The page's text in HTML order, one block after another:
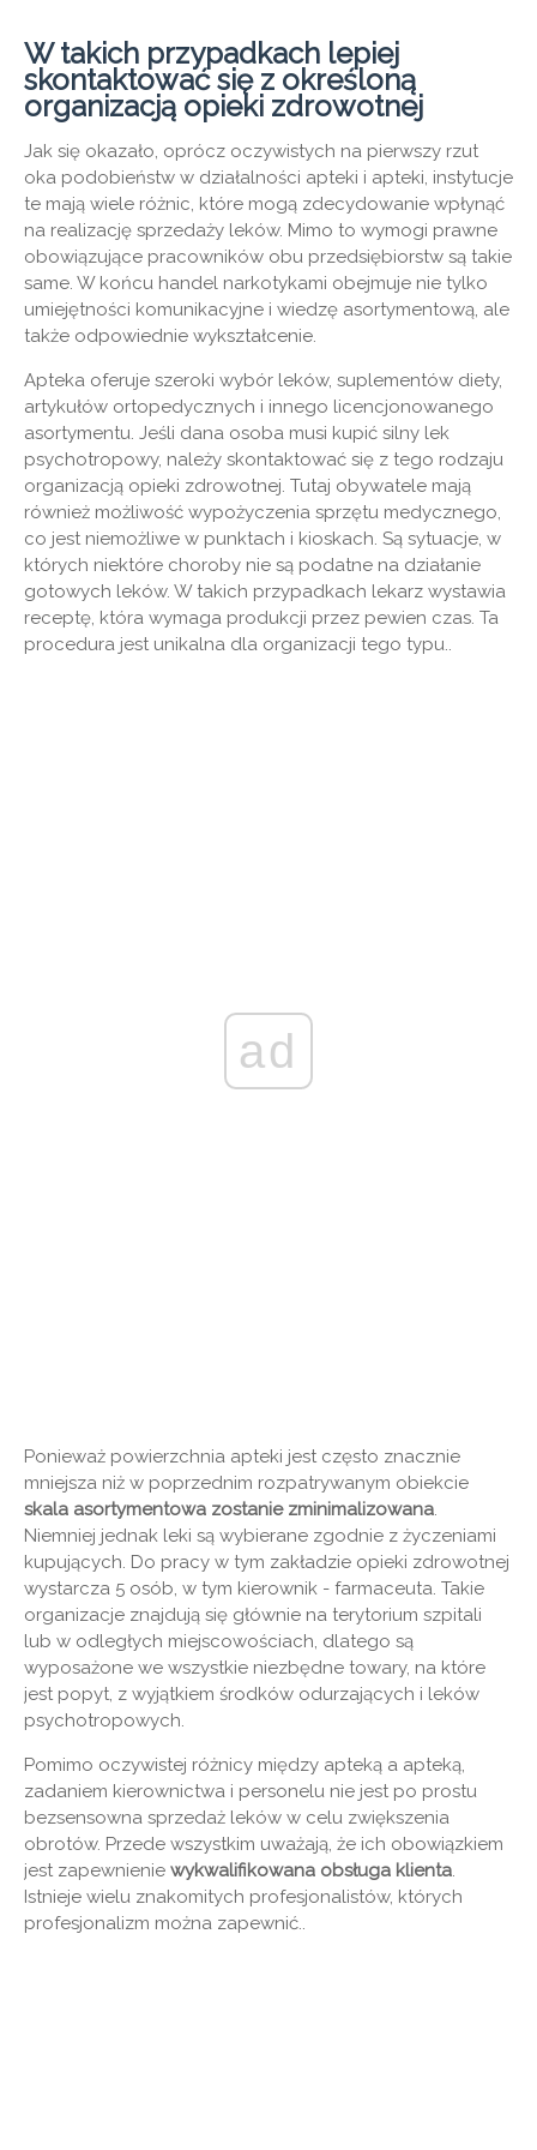
W takich przypadkach lepiej
skontaktować się z określoną
organizacją opieki zdrowotnej
Jak się okazało, oprócz oczywistych na pierwszy rzut
oka podobieństw w działalności apteki i apteki, instytucje
te mają wiele różnic, które mogą zdecydowanie wpłynąć
na realizację sprzedaży leków. Mimo to wymogi prawne
obowiązujące pracowników obu przedsiębiorstw są takie
same. W końcu handel narkotykami obejmuje nie tylko
umiejętności komunikacyjne i wiedzę asortymentową, ale
także odpowiednie wykształcenie.
Apteka oferuje szeroki wybór leków, suplementów diety,
artykułów ortopedycznych i innego licencjonowanego
asortymentu. Jeśli dana osoba musi kupić silny lek
psychotropowy, należy skontaktować się z tego rodzaju
organizacją opieki zdrowotnej. Tutaj obywatele mają
również możliwość wypożyczenia sprzętu medycznego,
co jest niemożliwe w punktach i kioskach. Są sytuacje, w
których niektóre choroby nie są podatne na działanie
gotowych leków. W takich przypadkach lekarz wystawia
receptę, która wymaga produkcji przez pewien czas. Ta
procedura jest unikalna dla organizacji tego typu..
ad
Ponieważ powierzchnia apteki jest często znacznie
mniejsza niż w poprzednim rozpatrywanym obiekcie
skala asortymentowa zostanie zminimalizowana.
Niemniej jednak leki są wybierane zgodnie z życzeniami
kupujących. Do pracy w tym zakładzie opieki zdrowotnej
wystarcza 5 osób, w tym kierownik - farmaceuta. Takie
organizacje znajdują się głównie na terytorium szpitali
lub w odległych miejscowościach, dlatego są
wyposażone we wszystkie niezbędne towary, na które
jest popyt, z wyjątkiem środków odurzających i leków
psychotropowych.
Pomimo oczywistej różnicy między apteką a apteką,
zadaniem kierownictwa i personelu nie jest po prostu
bezsensowna sprzedaż leków w celu zwiększenia
obrotów. Przede wszystkim uważają, że ich obowiązkiem
jest zapewnienie wykwalifikowana obsługa klienta.
Istnieje wielu znakomitych profesjonalistów, których
profesjonalizm można zapewnić..